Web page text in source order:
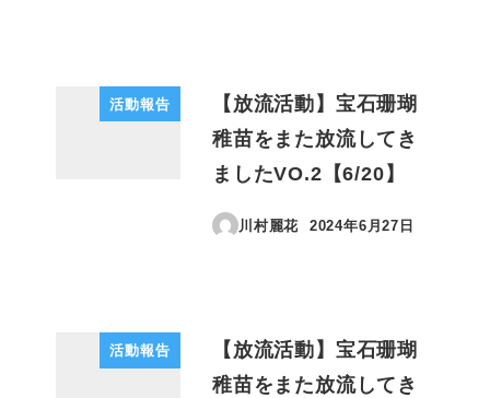
活動報告
【放流活動】宝石珊瑚
稚苗をまた放流してき
ましたVO.2【6/20】
川村麗花
投稿日
2024年6月27日
活動報告
【放流活動】宝石珊瑚
稚苗をまた放流してき